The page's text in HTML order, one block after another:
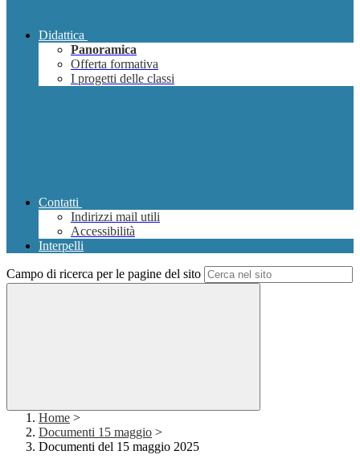
Didattica
Panoramica
Offerta formativa
I progetti delle classi
Contatti
Indirizzi mail utili
Accessibilità
Interpelli
Campo di ricerca per le pagine del sito
Home >
Documenti 15 maggio >
Documenti del 15 maggio 2025